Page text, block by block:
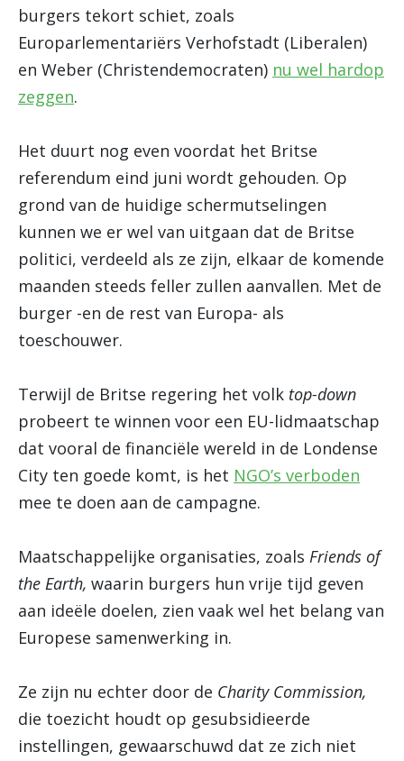
burgers tekort schiet, zoals
Europarlementariërs Verhofstadt (Liberalen)
en Weber (Christendemocraten) nu wel hardop
zeggen.
Het duurt nog even voordat het Britse
referendum eind juni wordt gehouden. Op
grond van de huidige schermutselingen
kunnen we er wel van uitgaan dat de Britse
politici, verdeeld als ze zijn, elkaar de komende
maanden steeds feller zullen aanvallen. Met de
burger -en de rest van Europa- als
toeschouwer.
Terwijl de Britse regering het volk top-down
probeert te winnen voor een EU-lidmaatschap
dat vooral de financiële wereld in de Londense
City ten goede komt, is het NGO’s verboden
mee te doen aan de campagne.
Maatschappelijke organisaties, zoals Friends of
the Earth, waarin burgers hun vrije tijd geven
aan ideële doelen, zien vaak wel het belang van
Europese samenwerking in.
Ze zijn nu echter door de Charity Commission,
die toezicht houdt op gesubsidieerde
instellingen, gewaarschuwd dat ze zich niet